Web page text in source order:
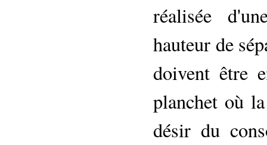
réalisée
hauteur de
doivent être
planchet où
désir du